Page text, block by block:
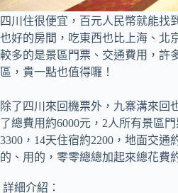
四川住很便宜，百元人民幣就能找
也好的房間，吃東西也比上海、北
較多的是景區門票、交通費用，許
區，貴一點也值得囉！
除了四川來回機票外，九寨溝來回
了總費用約6000元， 2人所有景區
3300，14天住宿約2200，地面交通
的、用的，零零總總加起來總花費
詳細介紹：